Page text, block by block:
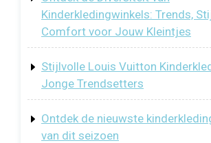
Kinderkledingwinkels: Trends,
Comfort voor Jouw Kleintjes
Stijlvolle Louis Vuitton
Jonge Trendsetters
Ontdek de nieuwste
van dit seizoen